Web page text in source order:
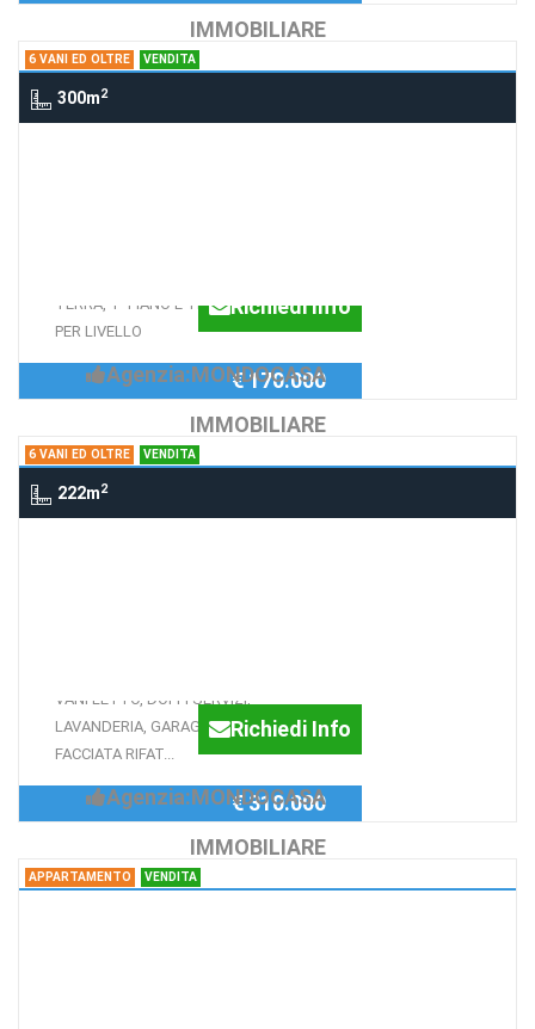
IMMOBILIARE
6 VANI ED OLTRE VENDITA
300m2
TERRA, 1° PIANO E TERRAZZO, 150 MQ
PER LIVELLO
Richiedi Info
Agenzia:MONDOCASA
IMMOBILIARE
€ 170.000
6 VANI ED OLTRE VENDITA
222m2
VANI LETTO, DOPPI SERVIZI,
LAVANDERIA, GARAGE 35 MQ,
FACCIATA RIFAT...
Richiedi Info
Agenzia:MONDOCASA
IMMOBILIARE
€ 310.000
APPARTAMENTO VENDITA